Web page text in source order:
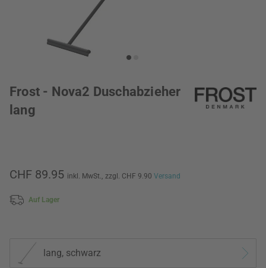
Frost - Nova2 Duschabzieher
lang
CHF 89.95 inkl. MwSt., zzgl. CHF 9.90 Versand
Auf Lager
lang, schwarz